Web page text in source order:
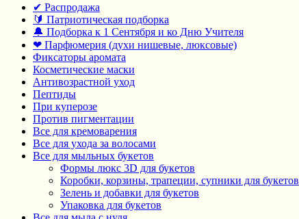
✔ Распродажа
🔰 Патриотическая подборка
🔔 Подборка к 1 Сентября и ко Дню Учителя
❤ Парфюмерия (духи нишевые, люксовые)
Фиксаторы аромата
Косметические маски
Антивозрастной уход
Пептиды
При куперозе
Против пигментации
Все для кремоварения
Все для ухода за волосами
Все для мыльных букетов
Формы люкс 3D для букетов
Коробки, корзины, трапеции, супники для букетов
Зелень и добавки для букетов
Упаковка для букетов